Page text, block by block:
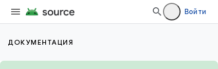
Войти
ДОКУМЕНТАЦИЯ